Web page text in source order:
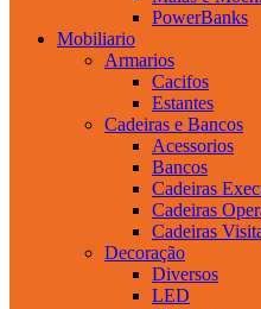
PowerBanks
Mobiliario
Armarios
Cacifos
Estantes
Cadeiras e Bancos
Acessorios
Bancos
Cadeiras
Cadeiras
Cadeiras
Decoração
Diversos
LED